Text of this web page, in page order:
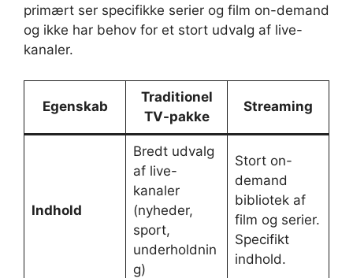
primært ser specifikke serier og film on-demand
og ikke har behov for et stort udvalg af live-
kanaler.
Egenskab
Traditionel
TV-pakke
Streaming
Indhold
Bredt udvalg
af live-
kanaler
(nyheder,
sport,
underholdnin
g)
Stort on-
demand
bibliotek af
film og serier.
Specifikt
indhold.